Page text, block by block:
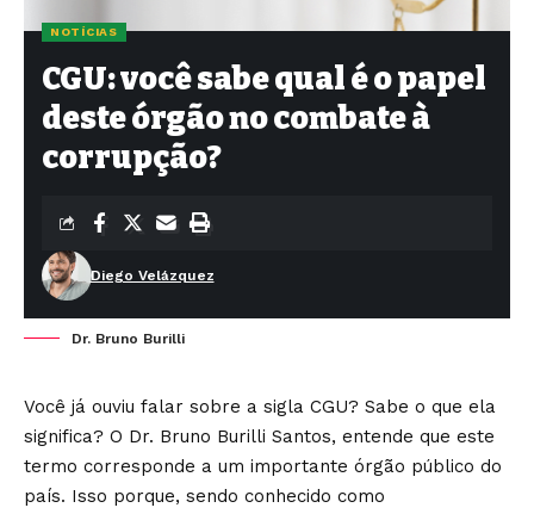
NOTÍCIAS
CGU: você sabe qual é o papel
deste órgão no combate à
corrupção?
Diego Velázquez
Dr. Bruno Burilli
Você já ouviu falar sobre a sigla CGU? Sabe o que ela
significa? O Dr. Bruno Burilli Santos, entende que este
termo corresponde a um importante órgão público do
país. Isso porque, sendo conhecido como